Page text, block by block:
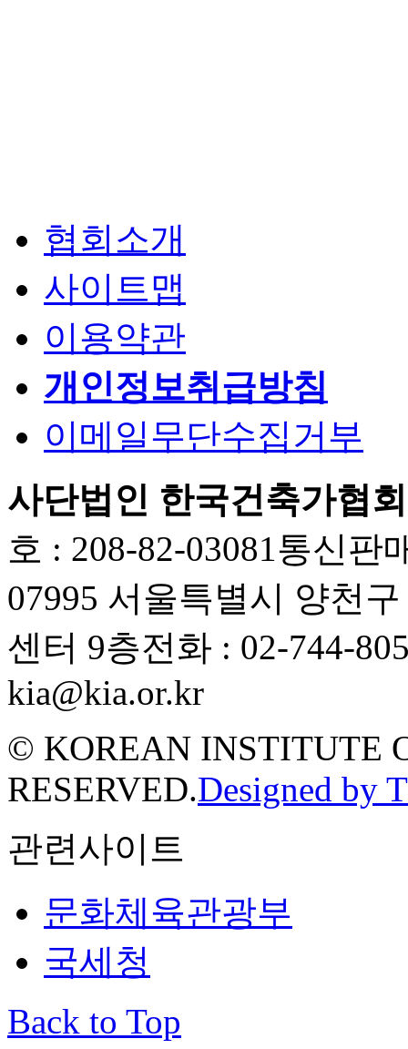
협회소개
사이트맵
이용약관
개인정보취급방침
이메일무단수집거부
사단법인 한국건축가협회
호 : 208-82-03081 통신판
07995 서울특별시 양천
센터 9층전화 : 02-744-
kia@kia.or.kr
© KOREAN INSTITUTE
RESERVED.Designed by
관련사이트
문화체육관광부
국세청
Back to Top